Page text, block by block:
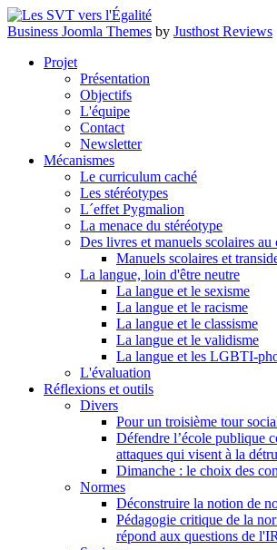
Business Joomla Themes by Justhost Reviews
Projet
Présentation
Objectifs
L'équipe
Contact
Newsletter
Mécanismes
Le curriculum caché
Les stéréotypes
L´effet Pygmalion
La menace du stéréotype
Des livres et manuels scolaires au
Manuels scolaires et
La langue, loin d'être neutre
La langue et le sexisme
La langue et le racisme
La langue et le classisme
La langue et le validisme
La langue et les LGBTI-
L'évaluation
Réflexions et outils
Divers
Pour un troisième tour
Défendre l’école publique
attaques qui visent à la
Dimanche : le choix des
Normes
Déconstruire la notion de
Pédagogie critique de la
répond aux questions de